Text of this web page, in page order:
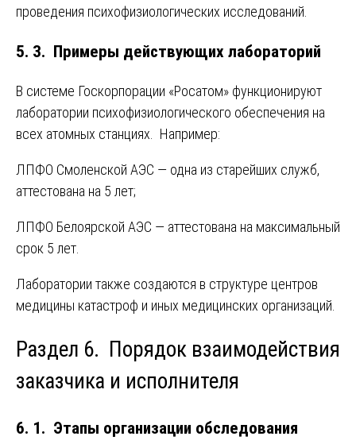
проведения психофизиологических исследований.
5. 3. Примеры действующих лабораторий
В системе Госкорпорации «Росатом» функционируют
лаборатории психофизиологического обеспечения на
всех атомных станциях. Например:
ЛПФО Смоленской АЭС — одна из старейших служб,
аттестована на 5 лет;
ЛПФО Белоярской АЭС — аттестована на максимальный
срок 5 лет.
Лаборатории также создаются в структуре центров
медицины катастроф и иных медицинских организаций.
Раздел 6. Порядок взаимодействия
заказчика и исполнителя
6. 1. Этапы организации обследования